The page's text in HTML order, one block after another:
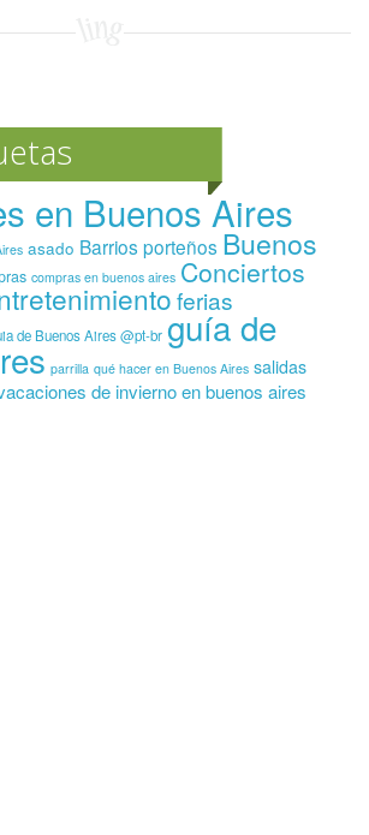
en Buenos Aires
asado Barrios porteños Buenos
compras en buenos aires Conciertos
ferias
de Buenos Aires @pt-br guía de
parrilla qué hacer en Buenos Aires salidas
de invierno en buenos aires